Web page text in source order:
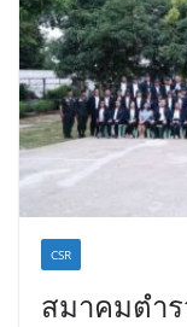
CSR
สมาคมตำร